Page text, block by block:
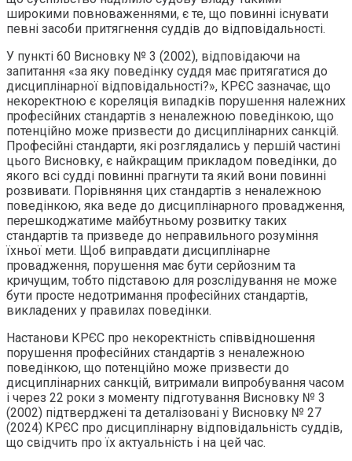
широкими повноваженнями, є те, що повинні існувати
певні засоби притягнення суддів до відповідальності.
У пункті 60 Висновку № 3 (2002), відповідаючи на
запитання «за яку поведінку суддя має притягатися до
дисциплінарної відповідальності?», КРЄС зазначає, що
некоректною є кореляція випадків порушення належних
професійних стандартів з неналежною поведінкою, що
потенційно може призвести до дисциплінарних санкцій.
Професійні стандарти, які розглядались у першій частині
цього Висновку, є найкращим прикладом поведінки, до
якого всі судді повинні прагнути та який вони повинні
розвивати. Порівняння цих стандартів з неналежною
поведінкою, яка веде до дисциплінарного провадження,
перешкоджатиме майбутньому розвитку таких
стандартів та призведе до неправильного розуміння
їхньої мети. Щоб виправдати дисциплінарне
провадження, порушення має бути серйозним та
кричущим, тобто підставою для розслідування не може
бути просте недотримання професійних стандартів,
викладених у правилах поведінки.
Настанови КРЄС про некоректність співвідношення
порушення професійних стандартів з неналежною
поведінкою, що потенційно може призвести до
дисциплінарних санкцій, витримали випробування часом
і через 22 роки з моменту підготування Висновку № 3
(2002) підтверджені та деталізовані у Висновку № 27
(2024) КРЄС про дисциплінарну відповідальність суддів,
що свідчить про їх актуальність і на цей час.